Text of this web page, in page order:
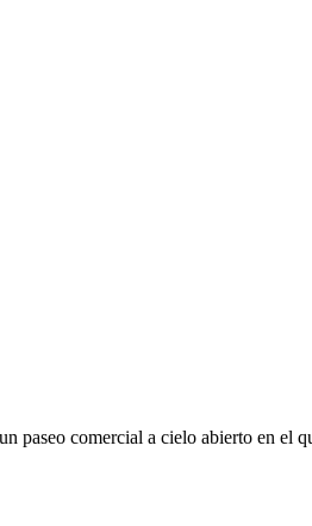
comercial a cielo abierto en el